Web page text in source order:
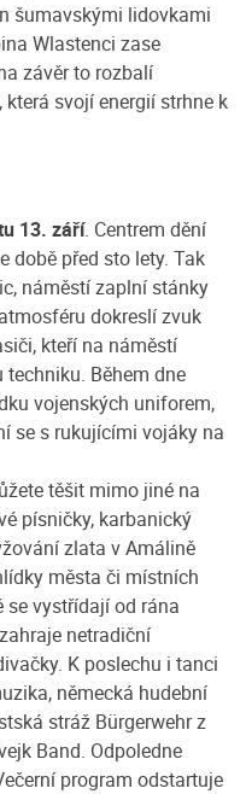
šumavskými lidovkami
Wlastenci zase
závěr to rozbalí
svojí energií strhne k
13. září. Centrem dění
době před sto lety. Tak
náměstí zaplní stánky
dokreslí zvuk
kteří na náměstí
Během dne
vojenských uniforem,
se s rukujícími vojáky na
těšit mimo jiné na
písničky, karbanický
zlata v Amálině
města či místních
vystřídají od rána
netradiční
K poslechu i tanci
německá hudební
stráž Bürgerwehr z
Band. Odpoledne
program odstartuje